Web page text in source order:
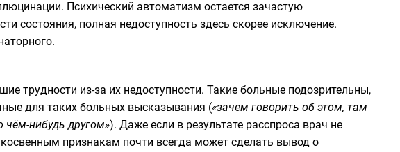
Психический автоматизм остается зачастую
состояния, полная недоступность здесь скорее исключение.
трудности из-за их недоступности. Такие больные подозрительны,
для таких больных высказывания («зачем говорить об этом, там
чём-нибудь другом»). Даже если в результате расспроса врач не
признакам почти всегда может сделать вывод о